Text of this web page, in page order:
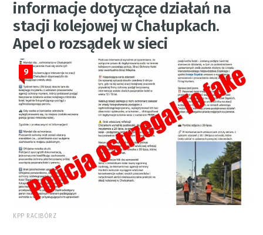
informacje dotyczące działań na
stacji kolejowej w Chałupkach.
Apel o rozsądek w sieci
9
KPP RACIBÓRZ